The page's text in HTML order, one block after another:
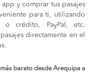
y comprar tus pasajes
para ti, utilizando
crédito, PayPal, etc.
directamente en el
barato desde Arequipa a